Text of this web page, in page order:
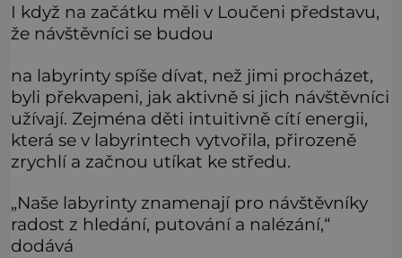
I když na začátku měli v Loučeni představu,
že návštěvníci se budou
na labyrinty spíše dívat, než jimi procházet,
byli překvapeni, jak aktivně si jich návštěvníci
užívají. Zejména děti intuitivně cítí energii,
která se v labyrintech vytvořila, přirozeně
zrychlí a začnou utíkat ke středu.
„Naše labyrinty znamenají pro návštěvníky
radost z hledání, putování a nalézání,“
dodává